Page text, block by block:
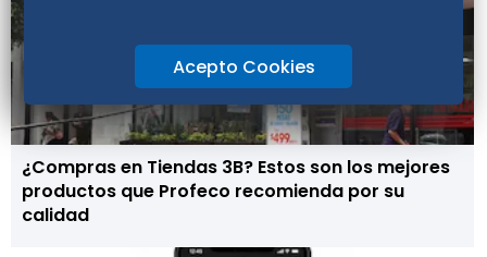
¿Compras en Tiendas 3B? Estos son los mejores
productos que Profeco recomienda por su
calidad
Acepto Cookies